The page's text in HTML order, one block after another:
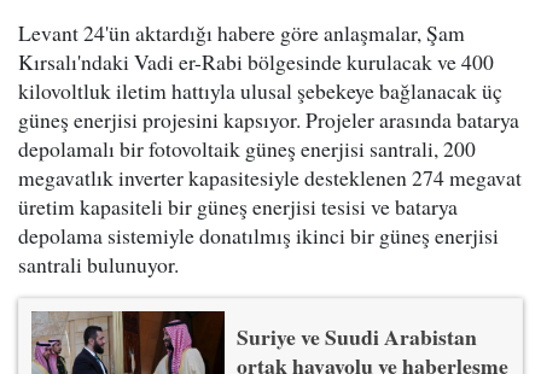
Levant 24'ün aktardığı habere göre anlaşmalar, Şam
Kırsalı'ndaki Vadi er-Rabi bölgesinde kurulacak ve 400
kilovoltluk iletim hattıyla ulusal şebekeye bağlanacak üç
güneş enerjisi projesini kapsıyor. Projeler arasında batarya
depolamalı bir fotovoltaik güneş enerjisi santrali, 200
megavatlık inverter kapasitesiyle desteklenen 274 megavat
üretim kapasiteli bir güneş enerjisi tesisi ve batarya
depolama sistemiyle donatılmış ikinci bir güneş enerjisi
santrali bulunuyor.
Suriye ve Suudi Arabistan
ortak havayolu ve haberleşme